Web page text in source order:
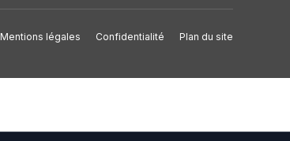
Mentions légales Confidentialité Plan du site